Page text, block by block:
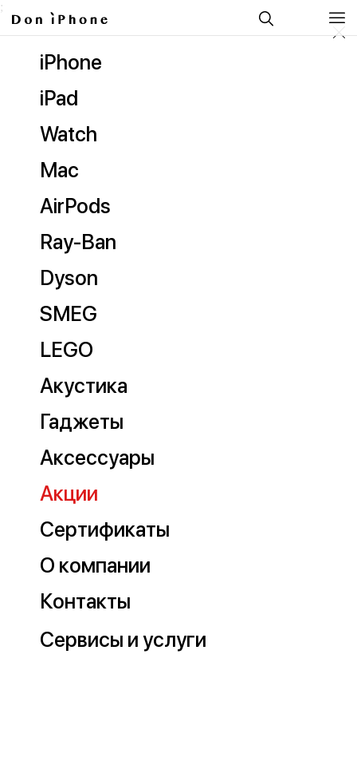
;
Контакты
О компании
Сертификаты
Акции
Аксессуары
Гаджеты
Акустика
Dyson
AirPods
Ray-Ban
LEGO
SMEG
Mac
Watch
iPad
iPhone
Сервисы и услуги